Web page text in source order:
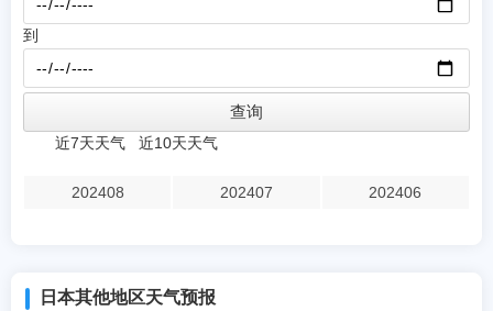
到
近7天天气 近10天天气
202408 202407 202406
日本其他地区天气预报